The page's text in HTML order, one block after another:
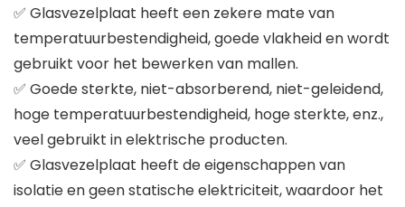
✅ Glasvezelplaat heeft een zekere mate van
temperatuurbestendigheid, goede vlakheid en wordt
gebruikt voor het bewerken van mallen.
✅ Goede sterkte, niet-absorberend, niet-geleidend,
hoge temperatuurbestendigheid, hoge sterkte, enz.,
veel gebruikt in elektrische producten.
✅ Glasvezelplaat heeft de eigenschappen van
isolatie en geen statische elektriciteit, waardoor het